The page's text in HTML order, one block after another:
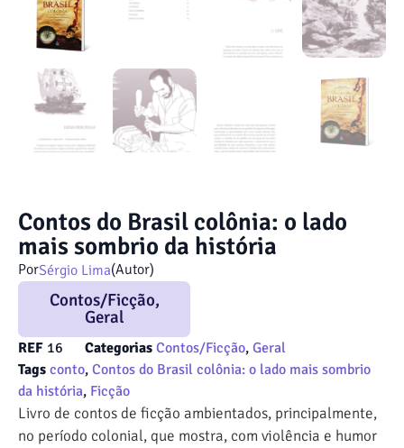
Contos do Brasil colônia: o lado
mais sombrio da história
PorSérgio Lima(Autor)
Contos/Ficção,
Geral
REF 16 Categorias Contos/Ficção, Geral
Tags conto, Contos do Brasil colônia: o lado mais sombrio
da história, Ficção
Livro de contos de ficção ambientados, principalmente,
no período colonial, que mostra, com violência e humor